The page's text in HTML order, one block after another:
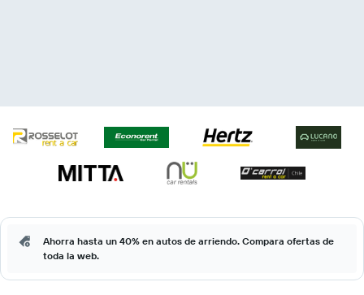
Ahorra hasta un 40% en autos de arriendo. Compara ofertas de
toda la web.